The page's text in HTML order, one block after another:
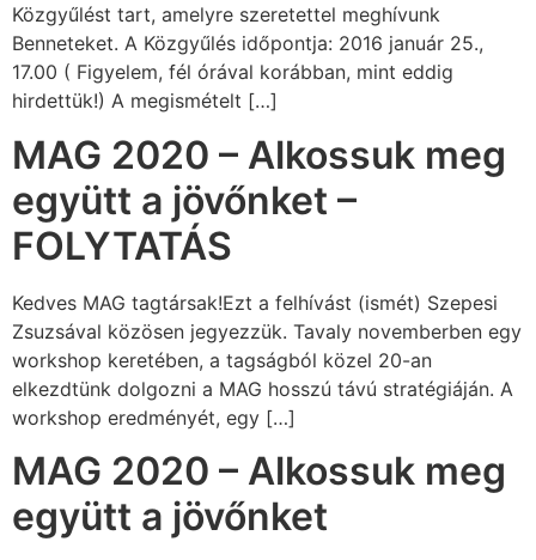
Közgyűlést tart, amelyre szeretettel meghívunk
Benneteket. A Közgyűlés időpontja: 2016 január 25.,
17.00 ( Figyelem, fél órával korábban, mint eddig
hirdettük!) A megismételt […]
MAG 2020 – Alkossuk meg
együtt a jövőnket –
FOLYTATÁS
Kedves MAG tagtársak!Ezt a felhívást (ismét) Szepesi
Zsuzsával közösen jegyezzük. Tavaly novemberben egy
workshop keretében, a tagságból közel 20-an
elkezdtünk dolgozni a MAG hosszú távú stratégiáján. A
workshop eredményét, egy […]
MAG 2020 – Alkossuk meg
együtt a jövőnket